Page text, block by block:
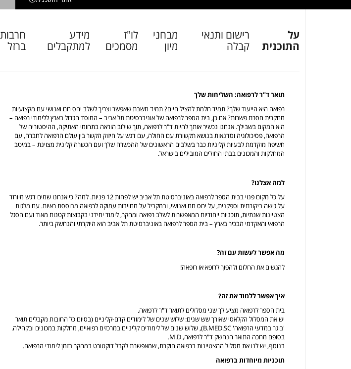
על
התוכנית
רישום ותנאי
קבלה
מבחני
מיון
לו"ז
מסמכים
מידע
למתקבלים
חרבות
ברזל
תואר ד"ר לרפואה: השליחות שלך
רפואה היא הייעוד שלך? תמיד חלמת להציל חיים? תמיד חשבת שאפשר וצריך לשלב יחס חם ואנושי עם מקצועיות
מחקרית חסרת פשרות? אם כן, בית הספר לרפואה של אוניברסיטת תל אביב – המוסד הגדול בארץ ללימודי רפואה –
הוא המקום בשבילך. אנחנו נכשיר אותך להיות ד"ר לרפואה, תוך שילוב הוראה בתחומי האתיקה, ההיסטוריה של
הרפואה, פסיכולוגיה וסדנאות בנושא תקשורת עם החולה, עם דגש על חיזוק הקשר בין עולם הרפואה לחברה, עם
חשיפה מוקדמת לבעיות קליניות כבר בשלבים הראשונים של ההכשרה שלך ועם הכשרה קלינית מצוינת – במיטב
המחלקות והמכונים בבתי החולים המובילים בישראל.
למה אצלנו?
על כל מקום פנוי בבית הספר לרפואה באוניברסיטת תל אביב יש לפחות 12 פניות. למה? כי אנחנו שמים דגש מיוחד
על גישה ביקורתית וספקנית, על יחס חם ואנושי, ובמקביל על מחויבות עמוקה לרפואה מבוססת ראיות. עם מלגות
הצטיינות שנתיות, תוכניות ייחודיות המאפשרות לשלב רפואה ומחקר, לימוד יחידני בקבוצות קטנות מאוד ועם הסגל
הרפואי והאקדמי הבכיר בארץ – בית הספר לרפואה באוניברסיטת תל אביב הוא היוקרתי והנחשק ביותר.
מה אפשר לעשות עם זה?
להגשים את החלום ולהפוך לרופא או רופאה!
איך אפשר ללמוד את זה?
בית הספר לרפואה מציע לך שני מסלולים לתואר ד"ר לרפואה.
יש את המסלול הקלאסי שאורך שש שנים: שלוש שנים של לימודים קדם-קליניים (בסיום כל החובות מקבלים תואר
'בוגר במדעי הרפואה' B.MED.SC), שלוש שנים של לימודים קליניים במרכזים רפואיים, מחלקות במכונים ובקהילה.
בסופם מחכה התואר הנחשק ד"ר לרפואה, M.D.
בנוסף, יש לנו את מסלול ההצטיינות ברפואה חוקרת, שמאפשרת לקבל דוקטורט במחקר בזמן לימודי הרפואה.
תוכניות מיוחדות ברפואה